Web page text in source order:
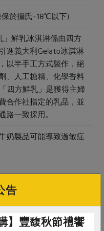
保於攝氏-18℃以下)
」鮮乳冰淇淋係由四方
進義大利Gelato冰淇淋
以半手工方式製作，絕
、人工糖精、化學香料
四方鮮乳」是獲得主婦
合作社指定的乳品，並
路一致採用。
奶製品可能導致過敏症
淋 # 巧克力
告
】豐馥秋節禮饗